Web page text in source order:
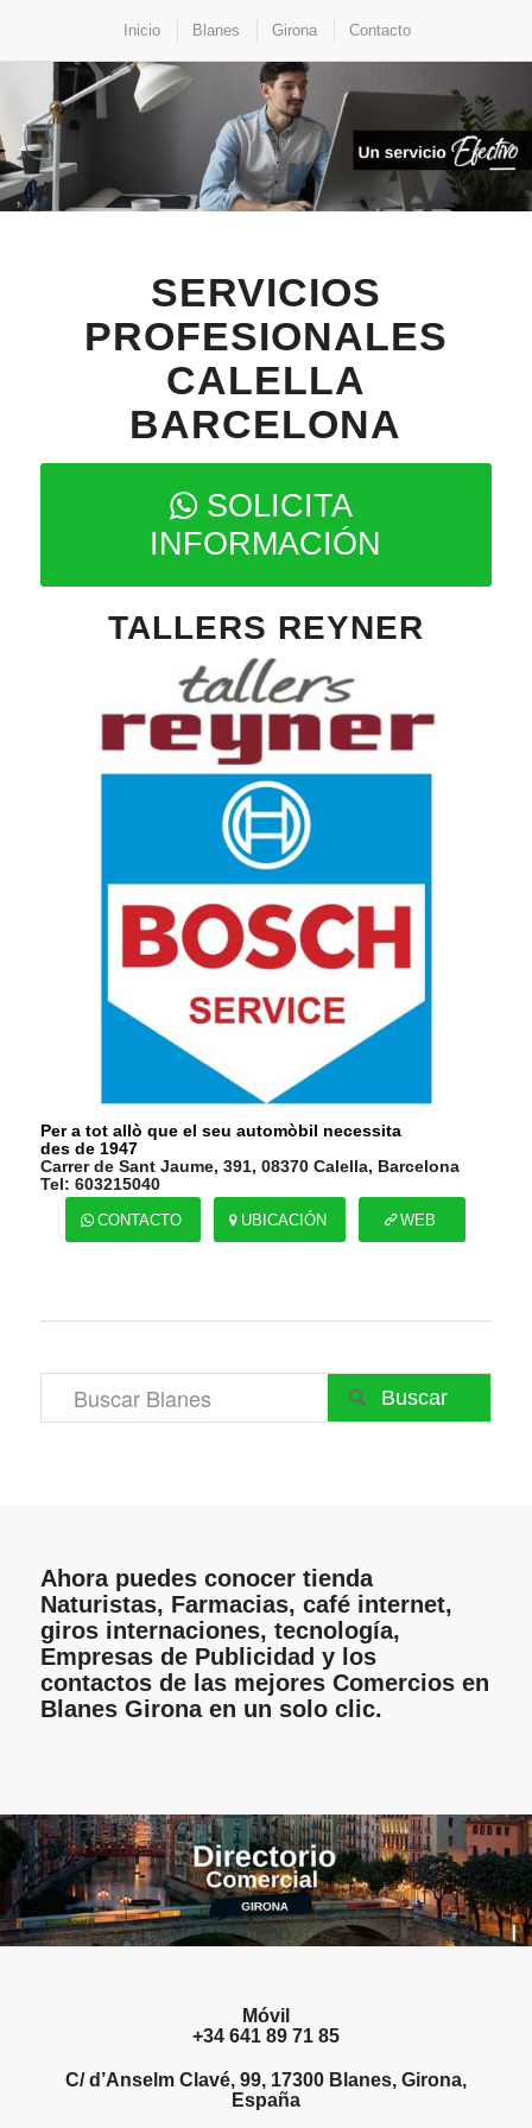
Inicio Blanes Girona Contacto
SERVICIOS
PROFESIONALES
CALELLA
BARCELONA
SOLICITA
INFORMACIÓN
TALLERS REYNER
Per a tot allò que el seu automòbil necessita
des de 1947
Carrer de Sant Jaume, 391, 08370 Calella, Barcelona
Tel: 603215040
CONTACTO UBICACIÓN WEB

Ahora puedes conocer tienda
Naturistas, Farmacias, café internet,
giros internaciones, tecnología,
Empresas de Publicidad y los
contactos de las mejores Comercios en
Blanes Girona en un solo clic.
Móvil
+34 641 89 71 85
C/ d’Anselm Clavé, 99, 17300 Blanes, Girona,
España